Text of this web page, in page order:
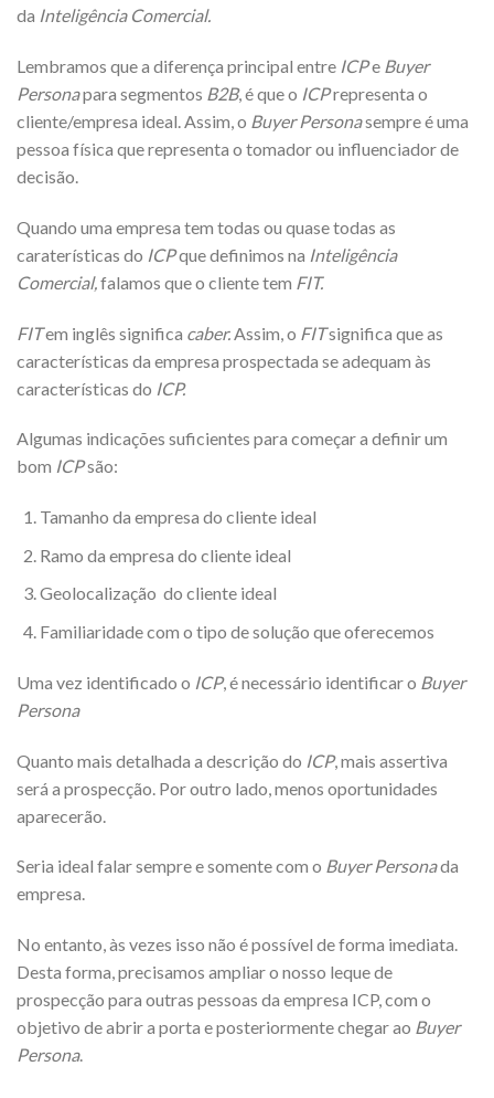
da Inteligência Comercial.
Lembramos que a diferença principal entre ICPe Buyer
Personapara segmentos B2B, é que o ICPrepresenta o
cliente/empresa ideal. Assim, o Buyer Personasempre é uma
pessoa física que representa o tomador ou influenciador de
decisão.
Quando uma empresa tem todas ou quase todas as
caraterísticas do ICPque definimos na Inteligência
Comercial,falamos que o cliente tem FIT.
FITem inglês significa caber. Assim, o FITsignifica que as
características da empresa prospectada se adequam às
características do ICP.
Algumas indicações suficientes para começar a definir um
bom ICPsão:
Tamanho da empresa do cliente ideal
Ramo da empresa do cliente ideal
Geolocalização do cliente ideal
Familiaridade com o tipo de solução que oferecemos
Uma vez identificado o ICP, é necessário identificar o Buyer
Persona
Quanto mais detalhada a descrição do ICP, mais assertiva
será a prospecção. Por outro lado, menos oportunidades
aparecerão.
Seria ideal falar sempre e somente com o Buyer Personada
empresa.
No entanto, às vezes isso não é possível de forma imediata.
Desta forma, precisamos ampliar o nosso leque de
prospecção para outras pessoas da empresa ICP, com o
objetivo de abrir a porta e posteriormente chegar ao Buyer
Persona.